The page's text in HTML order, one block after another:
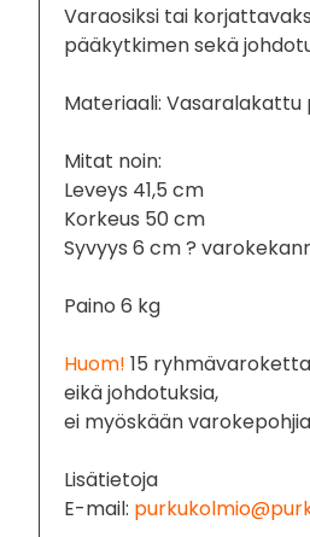
Varaosiksi tai
pääkytkimen sekä
Materiaali: Vasaralakattu
Mitat noin:
Leveys 41,5 cm
Korkeus 50 cm
Syvyys 6 cm ?
Paino 6 kg
Huom! 15
eikä johdotuksia,
ei myöskään
Lisätietoja
E-mail: